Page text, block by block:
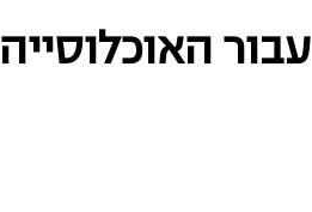
34 מעונות יום בחיפה – 0 עבור האוכלוסייה